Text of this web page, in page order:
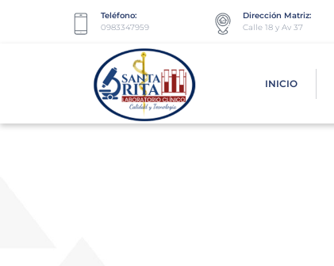
Teléfono:
0983347959
Dirección Matriz:
Calle 18 y Av 37
INICIO